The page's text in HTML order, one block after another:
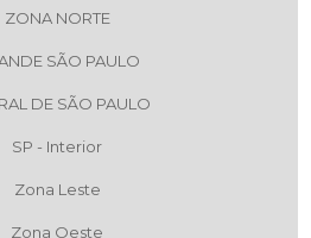
ZONA NORTE
SÃO PAULO
DE SÃO PAULO
SP - Interior
Zona Leste
Zona Oeste